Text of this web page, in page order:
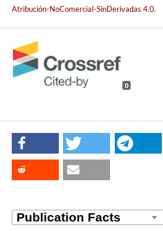
Atribución-NoComercial-SinDerivadas 4.0.
0